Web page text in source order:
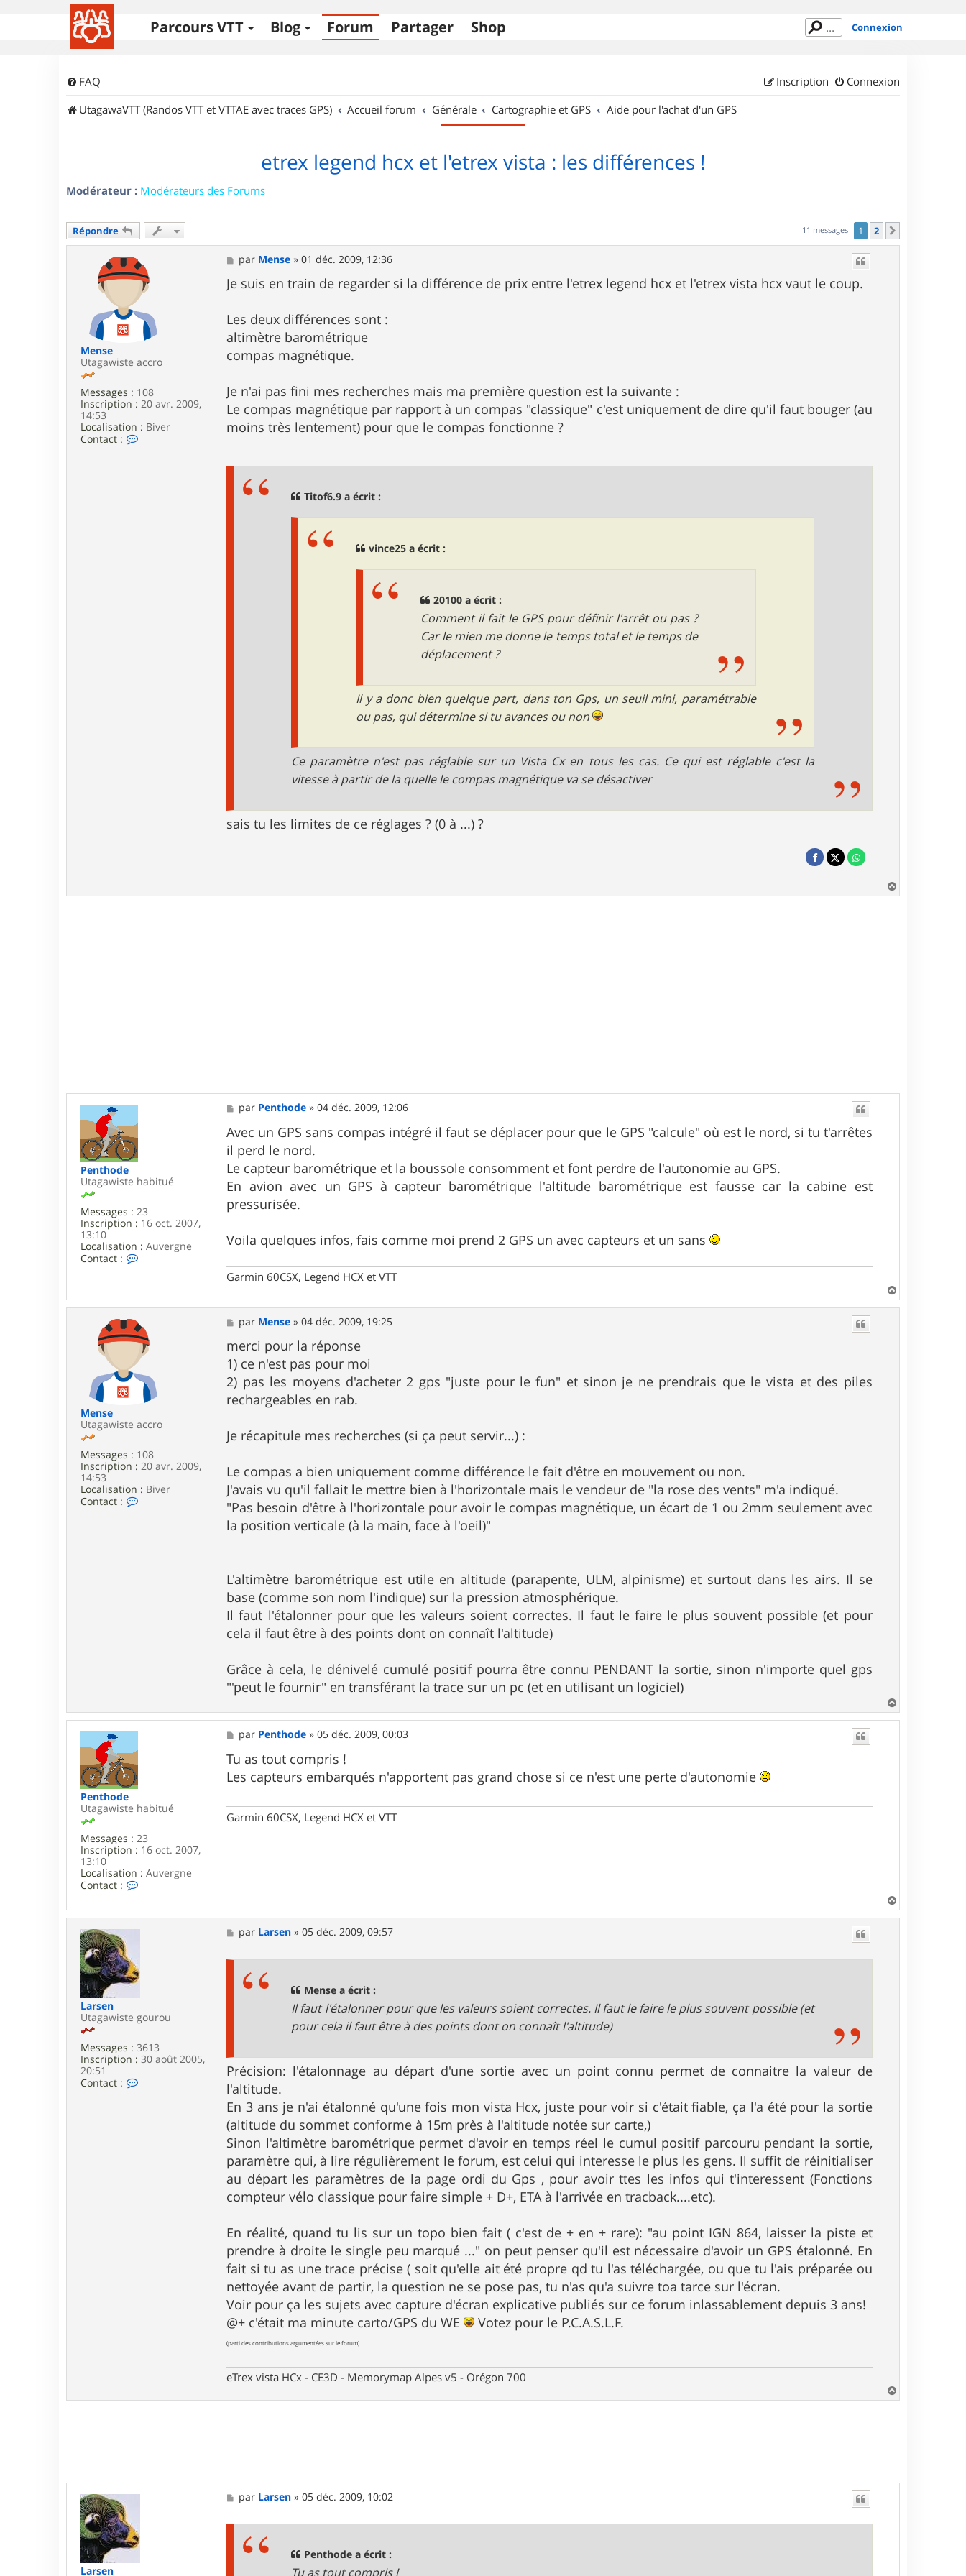
Parcours VTT Blog Forum Partager Shop Connexion
FAQ Connexion
Inscription
UtagawaVTT (Randos VTT et VTTAE avec traces GPS)
Accueil forum Générale Cartographie et GPS Aide pour l'achat d'un GPS
etrex legend hcx et l'etrex vista : les différences !
Modérateur : Modérateurs des Forums
Répondre 11 messages 1 2
Mense
Utagawiste accro
Messages : 108
Inscription : 20 avr. 2009,
14:53
Localisation : Biver
Contact :
M
e
s
s
g
e
par Mense »01 déc. 2009, 12:36
Je suis en train de regarder si la différence de prix entre l'etrex legend hcx et l'etrex vista hcx vaut le coup.
Les deux différences sont :
altimètre barométrique
compas magnétique.
Je n'ai pas fini mes recherches mais ma première question est la suivante :
Le compas magnétique par rapport à un compas "classique" c'est uniquement de dire qu'il faut bouger (au
moins très lentement) pour que le compas fonctionne ?
Titof6.9 a écrit :
vince25 a écrit :
20100 a écrit :
Comment il fait le GPS pour définir l'arrêt ou pas ?
Car le mien me donne le temps total et le temps de
déplacement ?
Il y a donc bien quelque part, dans ton Gps, un seuil mini, paramétrable
ou pas, qui détermine si tu avances ou non
Ce paramètre n'est pas réglable sur un Vista Cx en tous les cas. Ce qui est réglable c'est la
vitesse à partir de la quelle le compas magnétique va se désactiver
sais tu les limites de ce réglages ? (0 à ...) ?
a
Penthode
Utagawiste habitué
Messages : 23
Inscription : 16 oct. 2007,
13:10
Localisation : Auvergne
Contact :
a
t
e
r
P
e
n
t
h
d
M
e
s
s
a
g
e
par Penthode »04 déc. 2009, 12:06
Avec un GPS sans compas intégré il faut se déplacer pour que le GPS "calcule" où est le nord, si tu t'arrêtes
il perd le nord.
Le capteur barométrique et la boussole consomment et font perdre de l'autonomie au GPS.
En avion avec un GPS à capteur barométrique l'altitude barométrique est fausse car la cabine est
pressurisée.
Voila quelques infos, fais comme moi prend 2 GPS un avec capteurs et un sans
Garmin 60CSX, Legend HCX et VTT
a
Mense
Utagawiste accro
Messages : 108
Inscription : 20 avr. 2009,
14:53
Localisation : Biver
Contact :
M
e
s
s
a
g
e
par Mense »04 déc. 2009, 19:25
merci pour la réponse
1) ce n'est pas pour moi
2) pas les moyens d'acheter 2 gps "juste pour le fun" et sinon je ne prendrais que le vista et des piles
rechargeables en rab.
Je récapitule mes recherches (si ça peut servir...) :
Le compas a bien uniquement comme différence le fait d'être en mouvement ou non.
J'avais vu qu'il fallait le mettre bien à l'horizontale mais le vendeur de "la rose des vents" m'a indiqué.
"Pas besoin d'être à l'horizontale pour avoir le compas magnétique, un écart de 1 ou 2mm seulement avec
la position verticale (à la main, face à l'oeil)"
L'altimètre barométrique est utile en altitude (parapente, ULM, alpinisme) et surtout dans les airs. Il se
base (comme son nom l'indique) sur la pression atmosphérique.
Il faut l'étalonner pour que les valeurs soient correctes. Il faut le faire le plus souvent possible (et pour
cela il faut être à des points dont on connaît l'altitude)
Grâce à cela, le dénivelé cumulé positif pourra être connu PENDANT la sortie, sinon n'importe quel gps
"'peut le fournir" en transférant la trace sur un pc (et en utilisant un logiciel)
a
Penthode
Utagawiste habitué
Messages : 23
Inscription : 16 oct. 2007,
13:10
Localisation : Auvergne
Contact :
n
t
a
r
t
o
d
M
e
s
s
a
par Penthode »05 déc. 2009, 00:03
Tu as tout compris !
Les capteurs embarqués n'apportent pas grand chose si ce n'est une perte d'autonomie
Garmin 60CSX, Legend HCX et VTT
a
Larsen
Utagawiste gourou
Messages : 3613
Inscription : 30 août 2005,
20:51
Contact :
M
e
par Larsen »05 déc. 2009, 09:57
Mense a écrit :
Il faut l'étalonner pour que les valeurs soient correctes. Il faut le faire le plus souvent possible (et
pour cela il faut être à des points dont on connaît l'altitude)
Précision: l'étalonnage au départ d'une sortie avec un point connu permet de connaitre la valeur de
l'altitude.
En 3 ans je n'ai étalonné qu'une fois mon vista Hcx, juste pour voir si c'était fiable, ça l'a été pour la sortie
(altitude du sommet conforme à 15m près à l'altitude notée sur carte,)
Sinon l'altimètre barométrique permet d'avoir en temps réel le cumul positif parcouru pendant la sortie,
paramètre qui, à lire régulièrement le forum, est celui qui interesse le plus les gens. Il suffit de réinitialiser
au départ les paramètres de la page ordi du Gps , pour avoir ttes les infos qui t'interessent (Fonctions
compteur vélo classique pour faire simple + D+, ETA à l'arrivée en tracback....etc).
En réalité, quand tu lis sur un topo bien fait ( c'est de + en + rare): "au point IGN 864, laisser la piste et
prendre à droite le single peu marqué ..." on peut penser qu'il est nécessaire d'avoir un GPS étalonné. En
fait si tu as une trace précise ( soit qu'elle ait été propre qd tu l'as téléchargée, ou que tu l'ais préparée ou
nettoyée avant de partir, la question ne se pose pas, tu n'as qu'a suivre toa tarce sur l'écran.
Voir pour ça les sujets avec capture d'écran explicative publiés sur ce forum inlassablement depuis 3 ans!
@+ c'était ma minute carto/GPS du WE
Votez pour le P.C.A.S.L.F.
(parti des contributions argumentées sur le forum)
eTrex vista HCx - CE3D - Memorymap Alpes v5 - Orégon 700
a
Larsen
M
e
par Larsen »05 déc. 2009, 10:02
Penthode a écrit :
Tu as tout compris !